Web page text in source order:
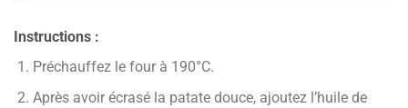
Instructions :
Préchauffez le four à 190°C.
Après avoir écrasé la patate douce, ajoutez l’huile de